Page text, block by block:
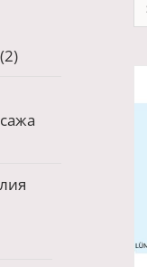
(2)